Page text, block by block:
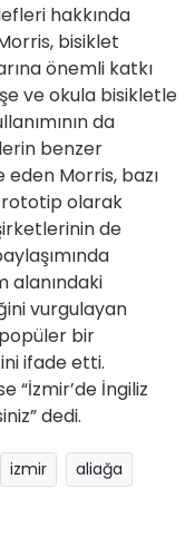
hakkında
bisiklet
önemli katkı
ve okula bisikletle
da
benzer
Morris, bazı
olarak
de
alanındaki
vurgulayan
bir
ifade etti.
“İzmir’de İngiliz
dedi.
izmir
aliağa